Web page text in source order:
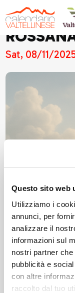
Questo sito web
Utilizziamo i
annunci, per
analizzare il
informazioni sul
nostri partner
pubblicità e
con altre
raccolto dal tuo
Sat, 08/11/